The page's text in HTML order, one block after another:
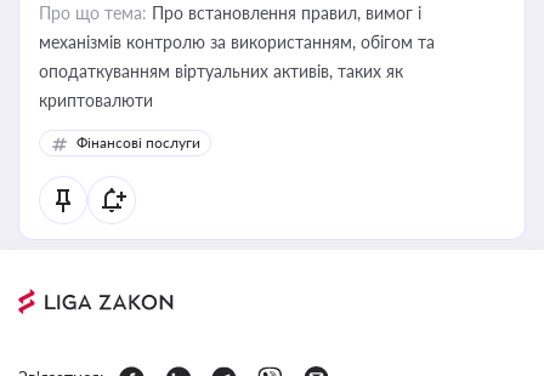
Про що тема: Про встановлення правил, вимог і
механізмів контролю за використанням, обігом та
оподаткуванням віртуальних активів, таких як
криптовалюти
Фінансові послуги